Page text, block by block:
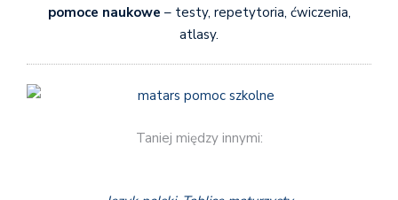
pomoce naukowe – testy, repetytoria, ćwiczenia,
atlasy.
Taniej między innymi: